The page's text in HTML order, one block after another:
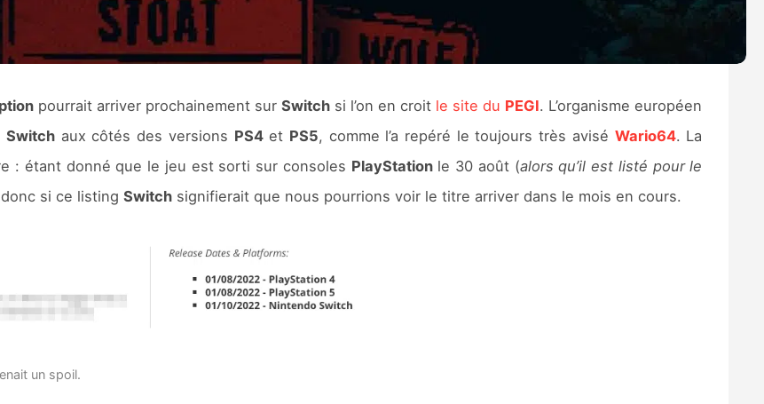
pourrait arriver prochainement surSwitch si l’on en croit le site du PEGI. L’organisme européen
Switch aux côtés des versions PS4et PS5, comme l’a repéré le toujours très avisé Wario64. La
: étant donné que le jeu est sorti sur consoles PlayStationle 30 août (alors qu’il est listé pour le
si ce listing Switchsignifierait que nous pourrions voir le titre arriver dans le mois en cours.
un spoil.